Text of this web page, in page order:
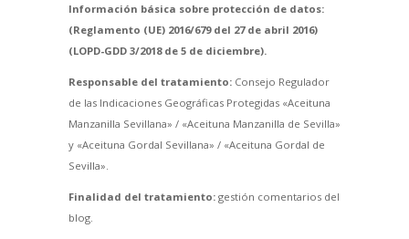
Información básica sobre protección de datos:
(Reglamento (UE) 2016/679 del 27 de abril 2016)
(LOPD-GDD 3/2018 de 5 de diciembre).
Responsable del tratamiento:Consejo Regulador
de las Indicaciones Geográficas Protegidas «Aceituna
Manzanilla Sevillana» / «Aceituna Manzanilla de Sevilla»
y «Aceituna Gordal Sevillana» / «Aceituna Gordal de
Sevilla».
Finalidad del tratamiento:gestión comentarios del
blog.